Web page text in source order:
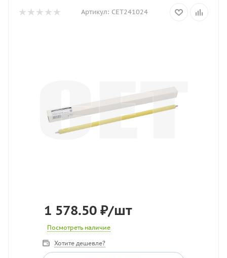
Артикул: CET241024
1 578.50 ₽/шт
Посмотреть наличие
Хотите дешевле?